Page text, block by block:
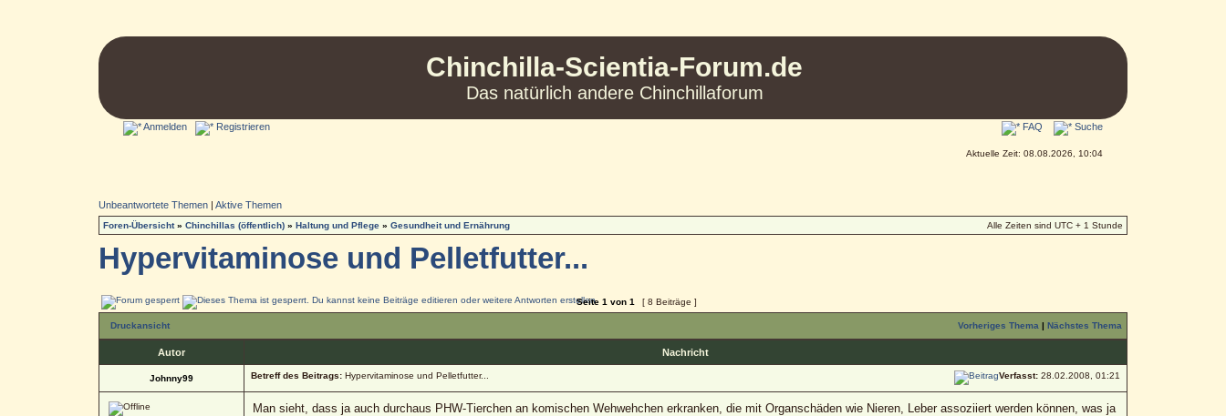
Chinchilla-Scientia-Forum.de
Das natürlich andere Chinchillaforum
Anmelden Registrieren FAQ Suche
Aktuelle Zeit: 08.08.2026, 10:04
Unbeantwortete Themen| Aktive Themen
Foren-Übersicht» Chinchillas (öffentlich)» Haltung und Pflege» Gesundheit und Ernährung Alle Zeiten sind UTC + 1 Stunde
Hypervitaminose und Pelletfutter...
Seite 1 von 1 [ 8 Beiträge ]
Druckansicht Vorheriges Thema | Nächstes Thema
Autor Nachricht
Johnny99 Betreff des Beitrags:Hypervitaminose und Pelletfutter... Verfasst:28.02.2008, 01:21
Man sieht, dass ja auch durchaus PHW-Tierchen an komischen Wehwehchen erkranken, die mit Organschäden wie Nieren, Leber assoziiert werden können, was ja